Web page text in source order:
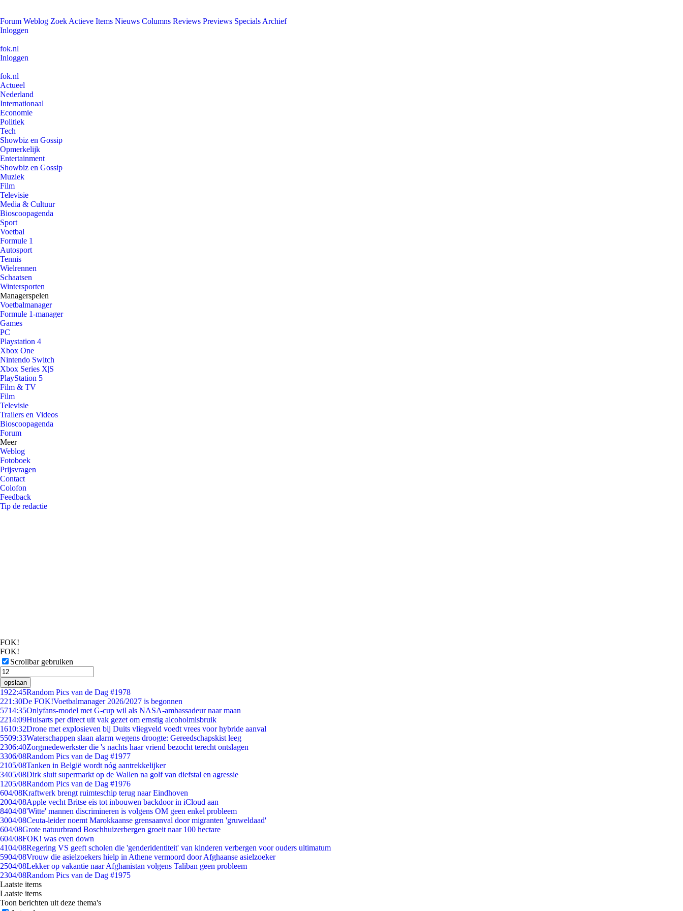
Forum Weblog Zoek Actieve Items Nieuws Columns Reviews Previews Specials Archief
Inloggen
fok.nl
Inloggen
fok.nl
Actueel
Nederland
Internationaal
Economie
Politiek
Tech
Showbiz en Gossip
Opmerkelijk
Entertainment
Showbiz en Gossip
Muziek
Film
Televisie
Media & Cultuur
Bioscoopagenda
Sport
Voetbal
Formule 1
Autosport
Tennis
Wielrennen
Schaatsen
Wintersporten
Managerspelen
Voetbalmanager
Formule 1-manager
Games
PC
Playstation 4
Xbox One
Nintendo Switch
Xbox Series X|S
PlayStation 5
Film & TV
Film
Televisie
Trailers en Videos
Bioscoopagenda
Forum
Meer
Weblog
Fotoboek
Prijsvragen
Contact
Colofon
Feedback
Tip de redactie
FOK!
FOK!
Scrollbar gebruiken
opslaan
1922:45Random Pics van de Dag #1978
221:30De FOK!Voetbalmanager 2026/2027 is begonnen
5714:35Onlyfans-model met G-cup wil als NASA-ambassadeur naar maan
2214:09Huisarts per direct uit vak gezet om ernstig alcoholmisbruik
1610:32Drone met explosieven bij Duits vliegveld voedt vrees voor hybride aanval
5509:33Waterschappen slaan alarm wegens droogte: Gereedschapskist leeg
2306:40Zorgmedewerkster die 's nachts haar vriend bezocht terecht ontslagen
3306/08Random Pics van de Dag #1977
2105/08Tanken in België wordt nóg aantrekkelijker
3405/08Dirk sluit supermarkt op de Wallen na golf van diefstal en agressie
1205/08Random Pics van de Dag #1976
604/08Kraftwerk brengt ruimteschip terug naar Eindhoven
2004/08Apple vecht Britse eis tot inbouwen backdoor in iCloud aan
8404/08'Witte' mannen discrimineren is volgens OM geen enkel probleem
3004/08Ceuta-leider noemt Marokkaanse grensaanval door migranten 'gruweldaad'
604/08Grote natuurbrand Boschhuizerbergen groeit naar 100 hectare
604/08FOK! was even down
4104/08Regering VS geeft scholen die 'genderidentiteit' van kinderen verbergen voor ouders ultimatum
5904/08Vrouw die asielzoekers hielp in Athene vermoord door Afghaanse asielzoeker
2504/08Lekker op vakantie naar Afghanistan volgens Taliban geen probleem
2304/08Random Pics van de Dag #1975
Laatste items
Laatste items
Toon berichten uit deze thema's